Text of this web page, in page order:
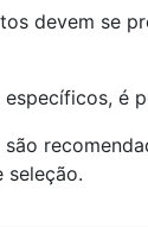
devem se
é